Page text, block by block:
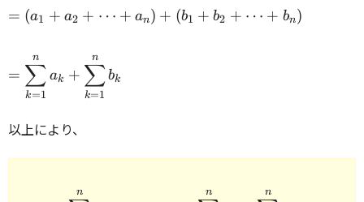
b_1)
(a_2
+
b_2)
\cdots
(a_n
=
(a_1
\cdots
a_n)
+
(b_1
= (a1 + a2 + ⋯ + an) + (b1 + b2 + ⋯ + bn)
\displaystyle\sum_{k=1}^n
a_k +
b_k \\
=
k=1
∑
n
ak +
k=1
∑
n
bk
以上により、
\begin{array}{rcl}
n n n